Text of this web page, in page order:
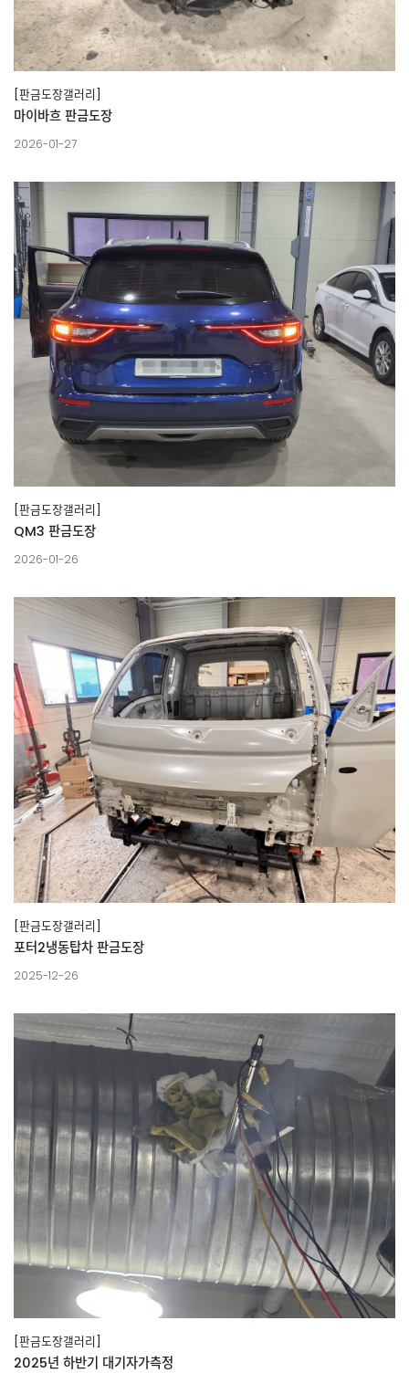
[판금도장갤러리]
마이바흐 판금도장
2026-01-27
[판금도장갤러리]
QM3 판금도장
2026-01-26
[판금도장갤러리]
포터2냉동탑차 판금도장
2025-12-26
[판금도장갤러리]
2025년 하반기 대기자가측정